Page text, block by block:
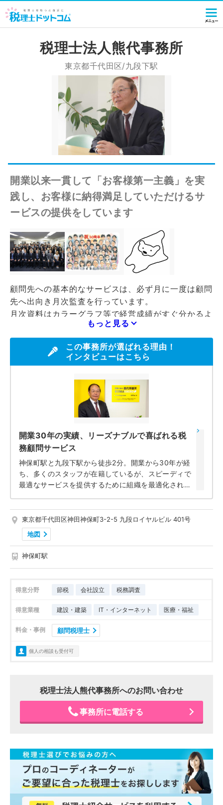
税理士法人熊代事務所
東京都千代田区/九段下駅
開業以来一貫して「お客様第一主義」を実
践し、お客様に納得満足していただけるサ
ービスの提供をしています
顧問先への基本的なサービスは、必ず月に一度は顧問
先へ出向き月次監査を行っています。
月次資料はカラーグラフ等で経営成績がすぐ分かるよ
うに見やすく工夫して迅速に提供しています。
節税はもとより企業防衛・リスクマネジメントも積極
的に指導しています。
もちろん、日常の経理・事務処理などに関しても改善
ただ、顧問先によっては今までのやり方でないとスム
ーズに仕事が進まないということも考えられますの
で、無理に当事務所のやり方を押し付けたりはしない
また、報酬は顧問先の現状を考慮して出来る限り無理
のない料金を設定しています。
経理派遣も当事務所の特徴で、急に経理に辞められて
困っているとか、経理コストの削減をしたいので、経
理関係を全て任せたい、といったような要望にも対応
しています。
の為に何ができるか」ということを常に考え、親身に
なってお客様の要望や悩みを聞きながら行動していま
す。
もっと見る
この事務所が選ばれる理由！
インタビューはこちら
開業30年の実績、リーズナブルで喜ばれる税
務顧問サービス
神保町駅と九段下駅から徒歩2分。開業から30年が経
ち、多くのスタッフが在籍しているが、スピーディで
最適なサービスを提供するために組織を最適化されて
東京都千代田区神田神保町3-2-5 九段ロイヤルビル 401号
地図
神保町駅
得意分野 節税 会社設立 税務調査
得意業種 建設・建築 IT・インターネット 医療・福祉
料金・事例 顧問税理士
個人の相談も受付可
税理士法人熊代事務所へのお問い合わせ
事務所に電話する